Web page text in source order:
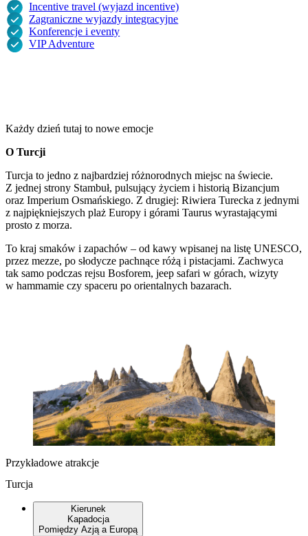
Incentive travel (wyjazd incentive)
Zagraniczne wyjazdy integracyjne
Konferencje i eventy
VIP Adventure
Każdy dzień tutaj to nowe emocje
O Turcji
Turcja to jedno z najbardziej różnorodnych miejsc na świecie.
Z jednej strony Stambuł, pulsujący życiem i historią Bizancjum
oraz Imperium Osmańskiego. Z drugiej: Riwiera Turecka z jednymi
z najpiękniejszych plaż Europy i górami Taurus wyrastającymi
prosto z morza.
To kraj smaków i zapachów – od kawy wpisanej na listę UNESCO,
przez mezze, po słodycze pachnące różą i pistacjami. Zachwyca
tak samo podczas rejsu Bosforem, jeep safari w górach, wizyty
w hammamie czy spaceru po orientalnych bazarach.
Przykładowe atrakcje
Turcja
Kierunek
Kapadocja
Pomiędzy Azją a Europą